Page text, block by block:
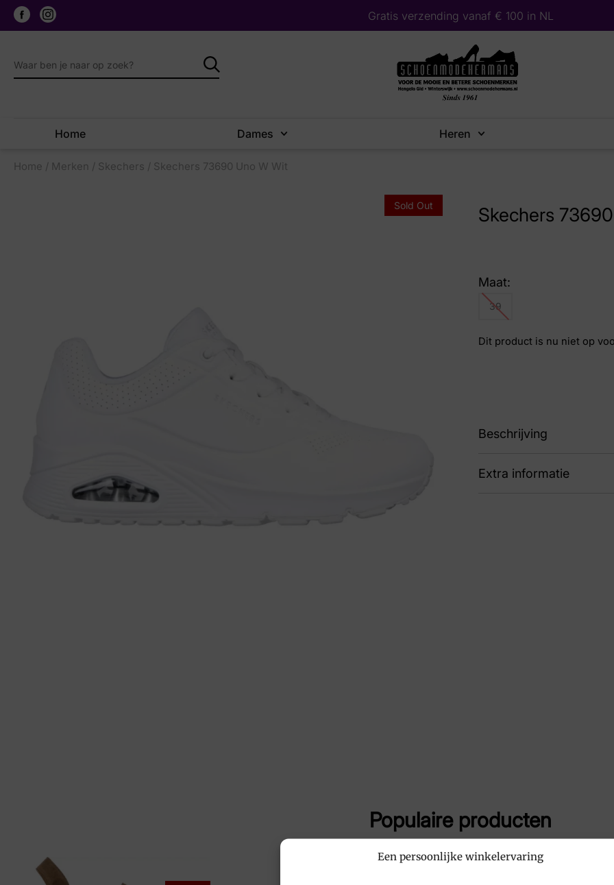
Een persoonlijke winkelervaring
Gratis verzending vanaf € 100 in NL
Home Dames Heren
Home / Merken / Skechers / Skechers 73690 Uno W Wit
Sold Out Skechers
Maat:
39
Dit product is nu niet op
Beschrijving
89 73690 Uno W
Extra informatie
Populaire producten